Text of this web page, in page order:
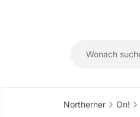
Northerner‎ On!‎